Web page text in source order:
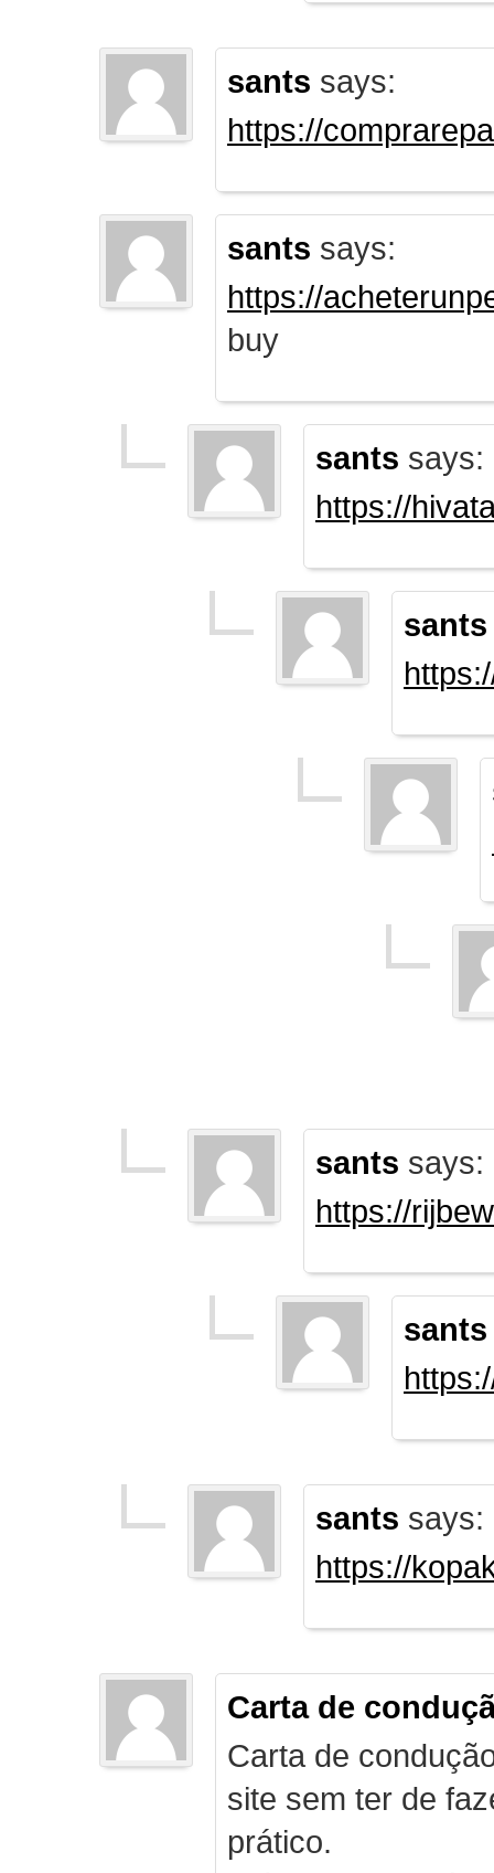
sants says:
https://
sants says:
https://
buy
sants says:
https://
sants
sants says:
https://
sants
sants says:
https://
Carta de
Carta de
site sem ter de
prático.